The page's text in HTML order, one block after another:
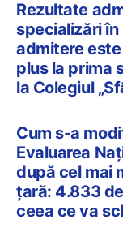
Rezultate
specializări
admitere
plus la prima
la Colegiul
Cum s-a
Evaluarea
după cel mai
țară: 4.833
ceea ce va